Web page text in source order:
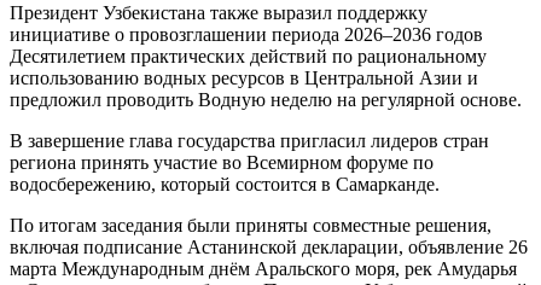
Президент Узбекистана также выразил поддержку
инициативе о провозглашении периода 2026–2036 годов
Десятилетием практических действий по рациональному
использованию водных ресурсов в Центральной Азии и
предложил проводить Водную неделю на регулярной основе.
В завершение глава государства пригласил лидеров стран
региона принять участие во Всемирном форуме по
водосбережению, который состоится в Самарканде.
По итогам заседания были приняты совместные решения,
включая подписание Астанинской декларации, объявление 26
марта Международным днём Аральского моря, рек Амударья